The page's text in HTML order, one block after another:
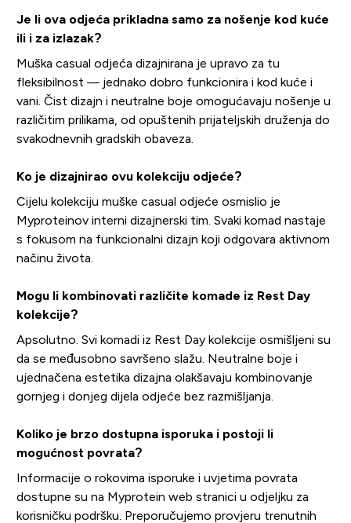
Je li ova odjeća prikladna samo za nošenje kod kuće
ili i za izlazak?
Muška casual odjeća dizajnirana je upravo za tu
fleksibilnost — jednako dobro funkcionira i kod kuće i
vani. Čist dizajn i neutralne boje omogućavaju nošenje u
različitim prilikama, od opuštenih prijateljskih druženja do
svakodnevnih gradskih obaveza.
Ko je dizajnirao ovu kolekciju odjeće?
Cijelu kolekciju muške casual odjeće osmislio je
Myproteinov interni dizajnerski tim. Svaki komad nastaje
s fokusom na funkcionalni dizajn koji odgovara aktivnom
načinu života.
Mogu li kombinovati različite komade iz Rest Day
kolekcije?
Apsolutno. Svi komadi iz Rest Day kolekcije osmišljeni su
da se međusobno savršeno slažu. Neutralne boje i
ujednačena estetika dizajna olakšavaju kombinovanje
gornjeg i donjeg dijela odjeće bez razmišljanja.
Koliko je brzo dostupna isporuka i postoji li
mogućnost povrata?
Informacije o rokovima isporuke i uvjetima povrata
dostupne su na Myprotein web stranici u odjeljku za
korisničku podršku. Preporučujemo provjeru trenutnih